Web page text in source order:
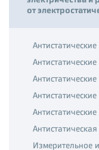
от
Антистатические
Измерительное